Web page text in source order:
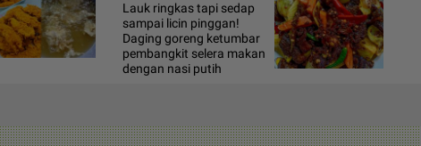
Lauk ringkas tapi sedap
sampai licin pinggan!
Daging goreng ketumbar
pembangkit selera makan
dengan nasi putih